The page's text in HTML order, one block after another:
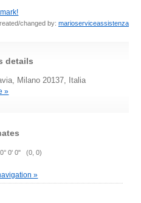
changed by: marioserviceassistenza
details
Milano 20137, Italia
»
0' 0" (0, 0)
»